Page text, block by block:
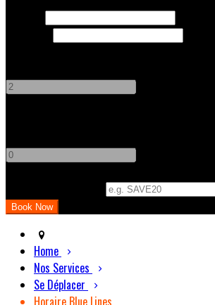
Home
Nos Services
Se Déplacer
Horaire Blue Lines